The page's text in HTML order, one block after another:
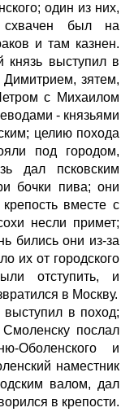
один из них,
схвачен был на
и там казнен.
князь выступил в
зятем,
с Михаилом
- князьями
целию похода
под городом,
дал псковским
бочки пива; они
вместе с
несли примет;
бились они из-за
их от городского
отступить, и
в Москву.
в поход;
послал
Оболенского и
наместник
валом, дал
в крепости.